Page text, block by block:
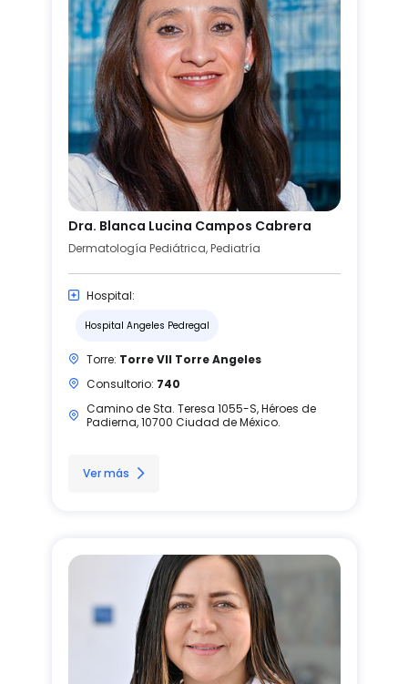
Dra. Blanca Lucina Campos Cabrera
Dermatología Pediátrica, Pediatría
Hospital:
Hospital Angeles Pedregal
Torre: Torre VII Torre Angeles
Consultorio: 740
Camino de Sta. Teresa 1055-S, Héroes de
Padierna, 10700 Ciudad de México.
Ver más